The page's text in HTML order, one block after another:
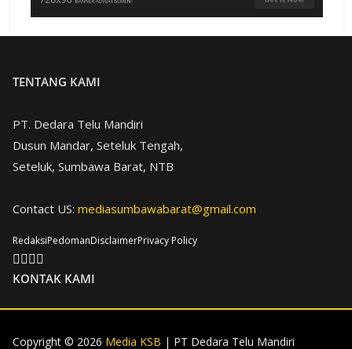
TENTANG KAMI
PT. Dedara Telu Mandiri
Dusun Mandar, Seteluk Tengah,
Seteluk, Sumbawa Barat, NTB
Contact US: mediasumbawabarat@gmail.com
RedaksiPedomanDisclaimerPrivacy Policy
KONTAK KAMI
Copyright © 2026 Media KSB | PT Dedara Telu Mandiri